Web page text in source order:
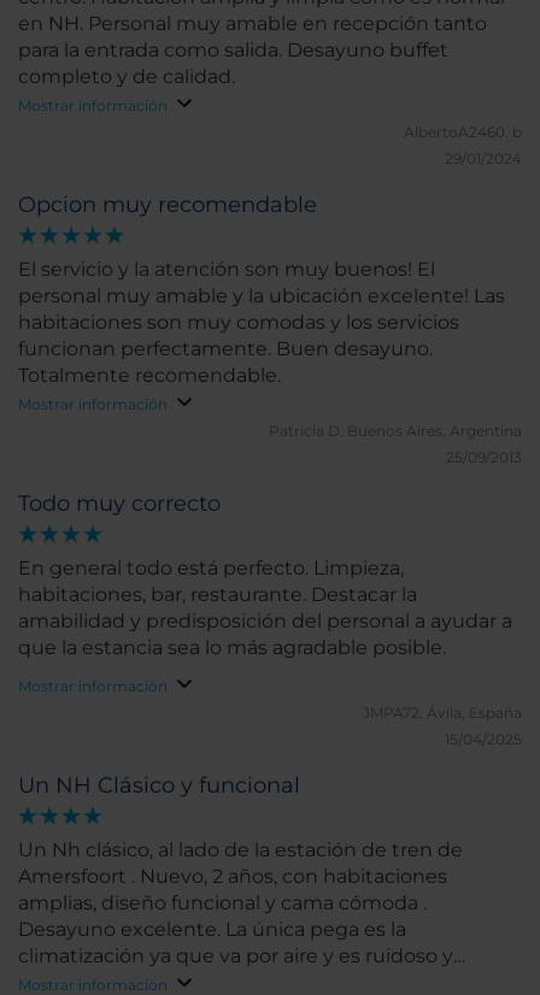
en NH. Personal muy amable en recepción tanto
para la entrada como salida. Desayuno buffet
completo y de calidad.
Mostrar información
AlbertoA2460. b
29/01/2024
Opcion muy recomendable
El servicio y la atención son muy buenos! El
personal muy amable y la ubicación excelente! Las
habitaciones son muy comodas y los servicios
funcionan perfectamente. Buen desayuno.
Totalmente recomendable.
Mostrar información
Patricia D. Buenos Aires, Argentina
25/09/2013
Todo muy correcto
En general todo está perfecto. Limpieza,
habitaciones, bar, restaurante. Destacar la
amabilidad y predisposición del personal a ayudar a
que la estancia sea lo más agradable posible.
Mostrar información
JMPA72. Ávila, España
15/04/2025
Un NH Clásico y funcional
Un Nh clásico, al lado de la estación de tren de
Amersfoort . Nuevo, 2 años, con habitaciones
amplias, diseño funcional y cama cómoda .
Desayuno excelente. La única pega es la
climatización ya que va por aire y es ruidoso y
molesto para dormir.
Mostrar información